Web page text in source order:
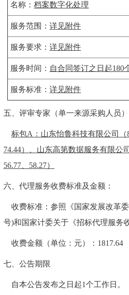
名称： 档案数字化处理
服务范围： 详见附件
服务要求： 详见附件
服务时间： 自合同签订之日起180
服务标准： 详见附件
五、评审专家（单一来源采购人员）
标包A：山东怡鲁科技有限公司（
74.44）、山东高第数据服务有限公
56.77、58.27）
六、代理服务收费标准及金额：
收费标准： 参照《国家发展改革
号)和国家计委关于《招标代理服务
收费金额（单位：元）： 1817.64
七、公告期限
自本公告发布之日起1个工作日。